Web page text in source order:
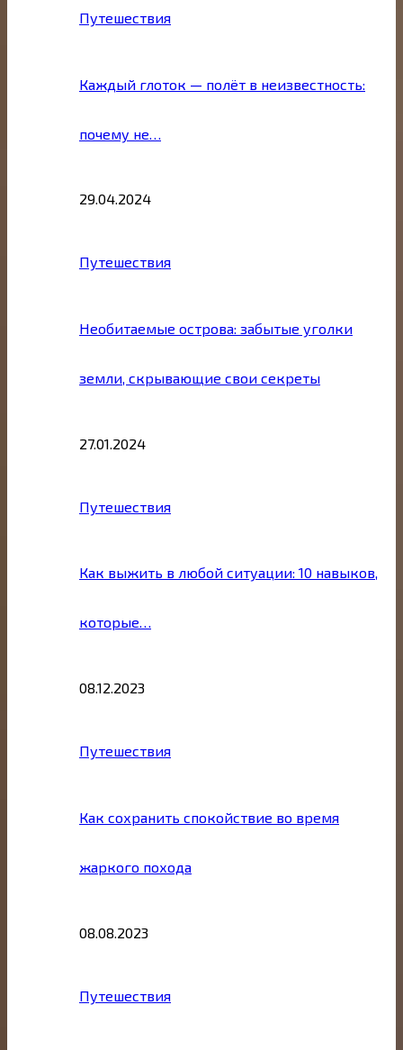
Путешествия
Каждый глоток — полёт в неизвестность:
почему не…
29.04.2024
Путешествия
Необитаемые острова: забытые уголки
земли, скрывающие свои секреты
27.01.2024
Путешествия
Как выжить в любой ситуации: 10 навыков,
которые…
08.12.2023
Путешествия
Как сохранить спокойствие во время
жаркого похода
08.08.2023
Путешествия